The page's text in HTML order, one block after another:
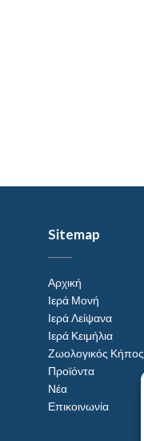
Sitemap
Αρχική
Ιερά Μονή
Ιερά Λείψανα
Ιερά Κειμήλια
Ζωολογικός Κήπος
Προϊόντα
Νέα
Επικοινωνία